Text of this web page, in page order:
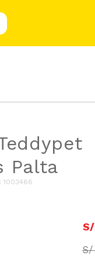
Palta
1003466
S/
S/